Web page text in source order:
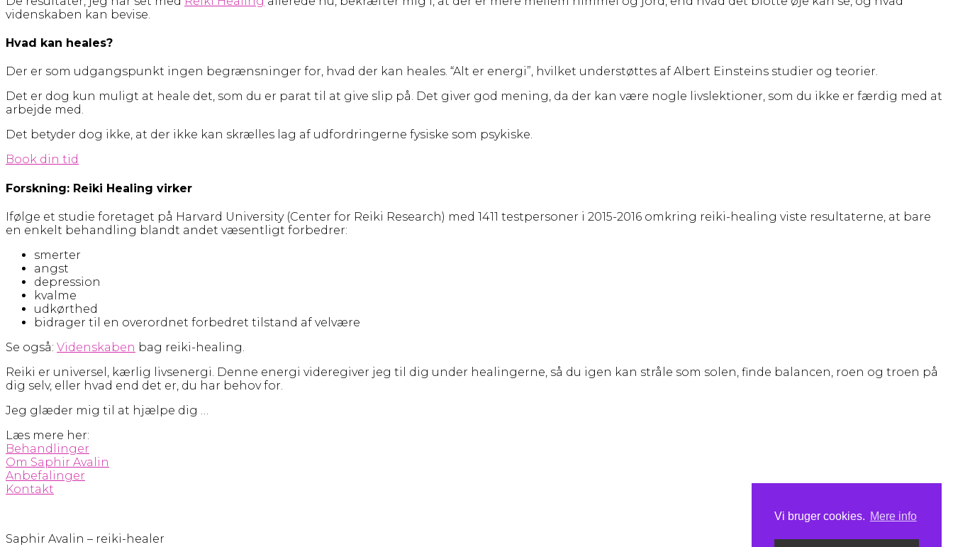
Vi bruger cookies. Mere info
videnskaben kan bevise.
Hvad kan heales?
Der er som udgangspunkt ingen begrænsninger for, hvad der kan heales. “Alt er energi”, hvilket understøttes af Albert Einsteins studier og teorier.
Det er dog kun muligt at heale det, som du er parat til at give slip på. Det giver god mening, da der kan være nogle livslektioner, som du ikke er færdig med at
arbejde med.
Det betyder dog ikke, at der ikke kan skrælles lag af udfordringerne fysiske som psykiske.
Book din tid
Forskning: Reiki Healing virker
Ifølge et studie foretaget på Harvard University (Center for Reiki Research) med 1411 testpersoner i 2015-2016 omkring reiki-healing viste resultaterne, at bare
en enkelt behandling blandt andet væsentligt forbedrer:
smerter
angst
depression
kvalme
udkørthed
bidrager til en overordnet forbedret tilstand af velvære
Se også: Videnskaben bag reiki-healing.
Reiki er universel, kærlig livsenergi. Denne energi videregiver jeg til dig under healingerne, så du igen kan stråle som solen, finde balancen, roen og troen på
dig selv, eller hvad end det er, du har behov for.
Jeg glæder mig til at hjælpe dig …
Læs mere her:
Behandlinger
Om Saphir Avalin
Anbefalinger
Kontakt
Saphir Avalin – reiki-healer